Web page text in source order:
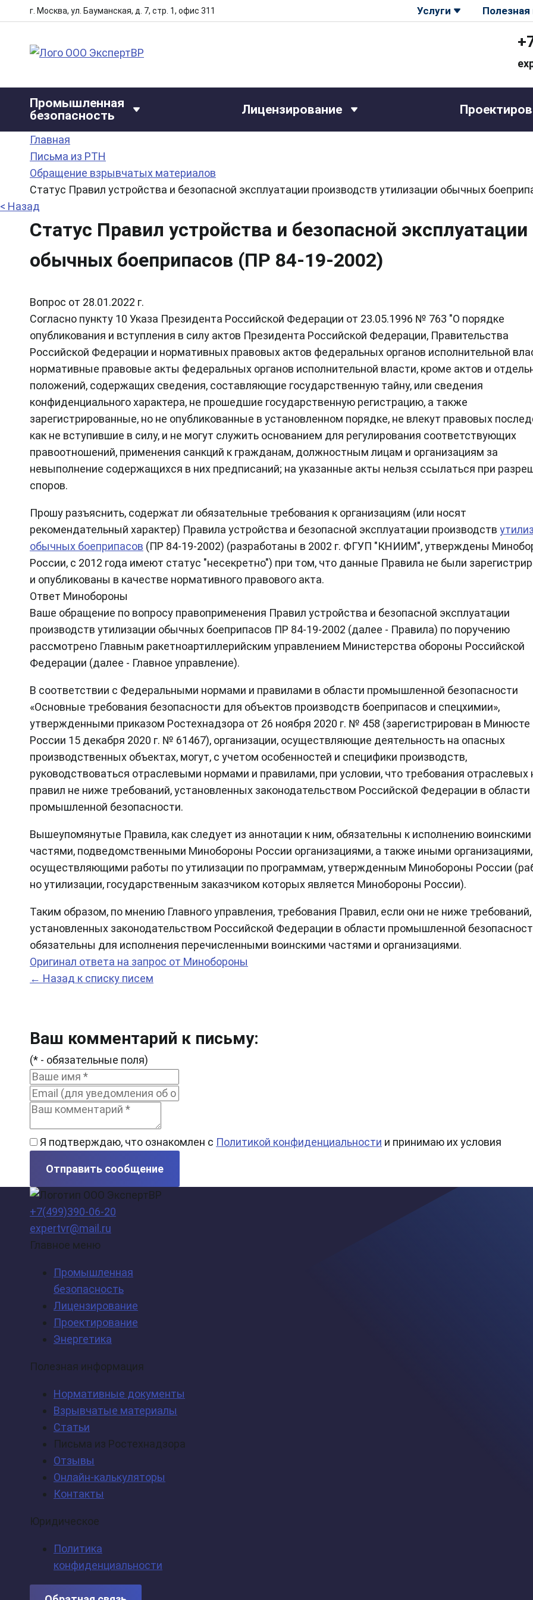
г. Москва, ул. Бауманская, д. 7, стр. 1, офис 311 Услуги
Промышленная
безопасность
Лицензирование
Главная
Письма из РТН
Обращение взрывчатых материалов
Статус Правил устройства и безопасной эксплуатации производств утилизации обычных
< Назад
Статус Правил устройства и безопасной
обычных боеприпасов (ПР 84-19-2002)
Вопрос от 28.01.2022 г.
Cогласно пункту 10 Указа Президента Российской Федерации от 23.05.1996 № 763 "О порядке
опубликования и вступления в силу актов Президента Российской Федерации, Правительства
Российской Федерации и нормативных правовых актов федеральных органов исполнительной
нормативные правовые акты федеральных органов исполнительной власти, кроме актов и
положений, содержащих сведения, составляющие государственную тайну, или сведения
конфиденциального характера, не прошедшие государственную регистрацию, а также
зарегистрированные, но не опубликованные в установленном порядке, не влекут правовых
как не вступившие в силу, и не могут служить основанием для регулирования соответствующих
правоотношений, применения санкций к гражданам, должностным лицам и организациям за
невыполнение содержащихся в них предписаний; на указанные акты нельзя ссылаться при
споров.
Прошу разъяснить, содержат ли обязательные требования к организациям (или носят
рекомендательный характер) Правила устройства и безопасной эксплуатации производств
обычных боеприпасов (ПР 84-19-2002) (разработаны в 2002 г. ФГУП "КНИИМ", утверждены
России, с 2012 года имеют статус "несекретно") при том, что данные Правила не были
и опубликованы в качестве нормативного правового акта.
Ответ Минобороны
Ваше обращение по вопросу правоприменения Правил устройства и безопасной эксплуатации
производств утилизации обычных боеприпасов ПР 84-19-2002 (далее - Правила) по поручению
рассмотрено Главным ракетноартиллерийским управлением Министерства обороны Российской
Федерации (далее - Главное управление).
В соответствии с Федеральными нормами и правилами в области промышленной безопасности
«Основные требования безопасности для объектов производств боеприпасов и спецхимии»,
утвержденными приказом Ростехнадзора от 26 ноября 2020 г. № 458 (зарегистрирован в Минюсте
России 15 декабря 2020 г. № 61467), организации, осуществляющие деятельность на опасных
производственных объектах, могут, с учетом особенностей и специфики производств,
руководствоваться отраслевыми нормами и правилами, при условии, что требования отраслевых
правил не ниже требований, установленных законодательством Российской Федерации в области
промышленной безопасности.
Вышеупомянутые Правила, как следует из аннотации к ним, обязательны к исполнению воинскими
частями, подведомственными Минобороны России организациями, а также иными организациями,
осуществляющими работы по утилизации по программам, утвержденным Минобороны России
но утилизации, государственным заказчиком которых является Минобороны России).
Таким образом, по мнению Главного управления, требования Правил, если они не ниже требований,
установленных законодательством Российской Федерации в области промышленной
обязательны для исполнения перечисленными воинскими частями и организациями.
Оригинал ответа на запрос от Минобороны
← Назад к списку писем
Ваш комментарий к письму:
(* - обязательные поля)
Я подтверждаю, что ознакомлен с Политикой конфиденциальности и принимаю их условия
Отправить сообщение
+7(499)390-06-20
expertvr@mail.ru
Главное меню
Промышленная
безопасность
Лицензирование
Проектирование
Энергетика
Полезная информация
Нормативные документы
Взрывчатые материалы
Статьи
Письма из Ростехнадзора
Отзывы
Онлайн-калькуляторы
Контакты
Юридическое
Политика
конфиденциальности